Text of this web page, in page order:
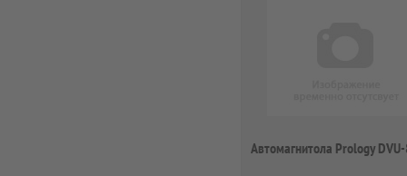
Автомагнитола Prology